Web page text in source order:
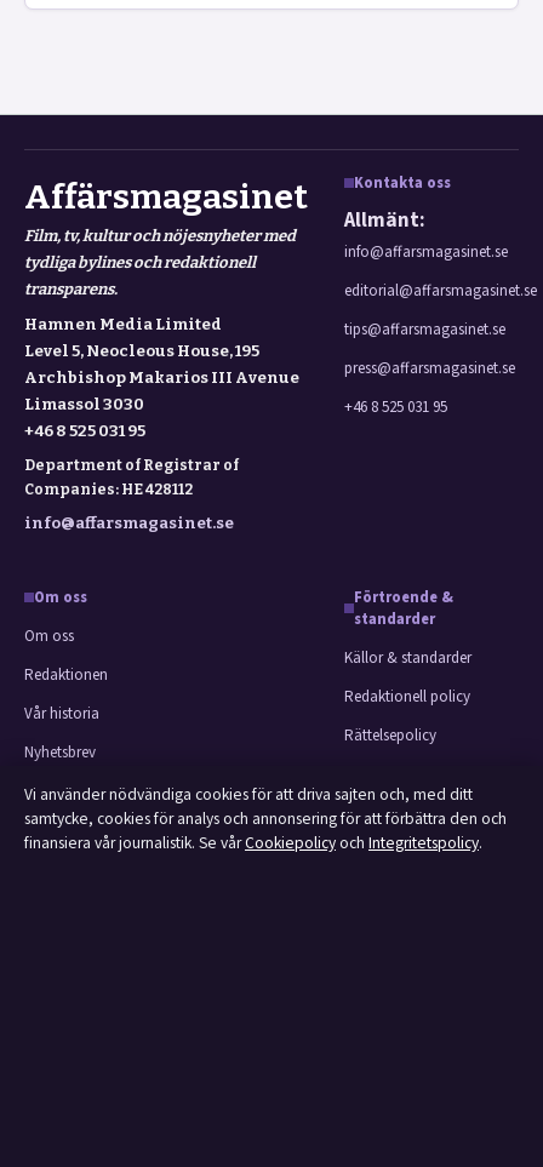
Affärsmagasinet
Film, tv, kultur och nöjesnyheter med
tydliga bylines och redaktionell
transparens.
Hamnen Media Limited
Level 5, Neocleous House, 195
Archbishop Makarios III Avenue
Limassol 3030
+46 8 525 031 95
Department of Registrar of
Companies: HE 428112
info@affarsmagasinet.se
Kontakta oss
Allmänt:
info@affarsmagasinet.se
editorial@affarsmagasinet.se
tips@affarsmagasinet.se
press@affarsmagasinet.se
+46 8 525 031 95
Om oss
Om oss
Redaktionen
Vår historia
Nyhetsbrev
Tipsa oss
Kontakt
Förtroende &
standarder
Källor & standarder
Redaktionell policy
Rättelsepolicy
Ägande & finansiering
Integritetspolicy
Vi använder nödvändiga cookies för att driva sajten och, med ditt
samtycke, cookies för analys och annonsering för att förbättra den och
finansiera vår journalistik. Se vårCookiepolicyoch Integritetspolicy.